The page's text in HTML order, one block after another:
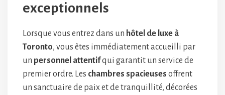
exceptionnels
Lorsque vous entrez dans un hôtel de luxe à
Toronto, vous êtes immédiatement accueilli par
un personnel attentifqui garantit un service de
premier ordre. Les chambres spacieuses offrent
un sanctuaire de paix et de tranquillité, décorées